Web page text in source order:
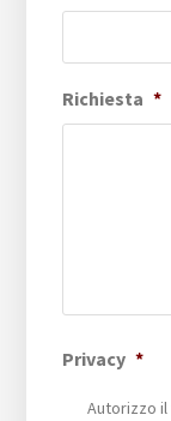
Richiesta *
Privacy *
Autorizzo